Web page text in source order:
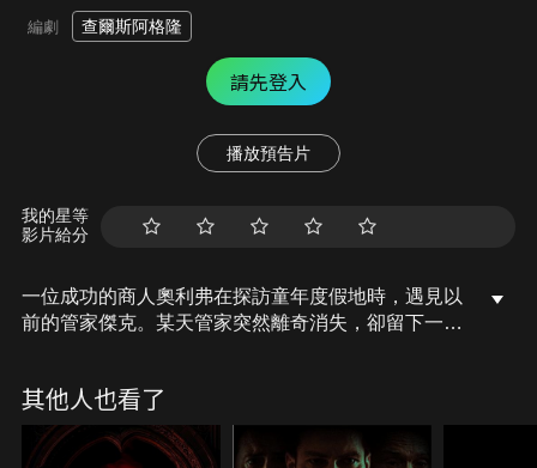
編劇 查爾斯阿格隆
請先登入
播放預告片
我的星等
影片給分
一位成功的商人奧利弗在探訪童年度假地時，遇見以
前的管家傑克。某天管家突然離奇消失，卻留下一瓶
蹤，迫使奧利弗捲入一場與超自然力量和道德抉擇交
織的懸疑旅程。
其他人也看了